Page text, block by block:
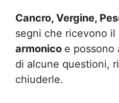
Cancro, Vergine,
segni che ricevono
armonico e possono
di alcune questioni,
chiuderle.